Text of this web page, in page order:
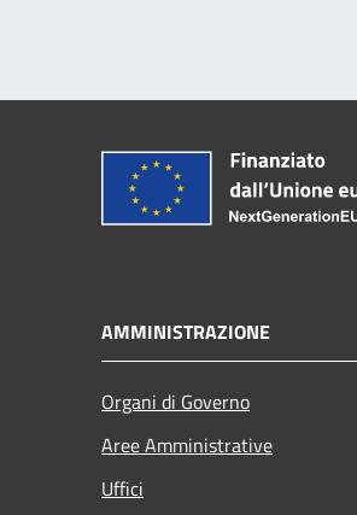
AMMINISTRAZIONE
Organi di Governo
Aree Amministrative
Uffici